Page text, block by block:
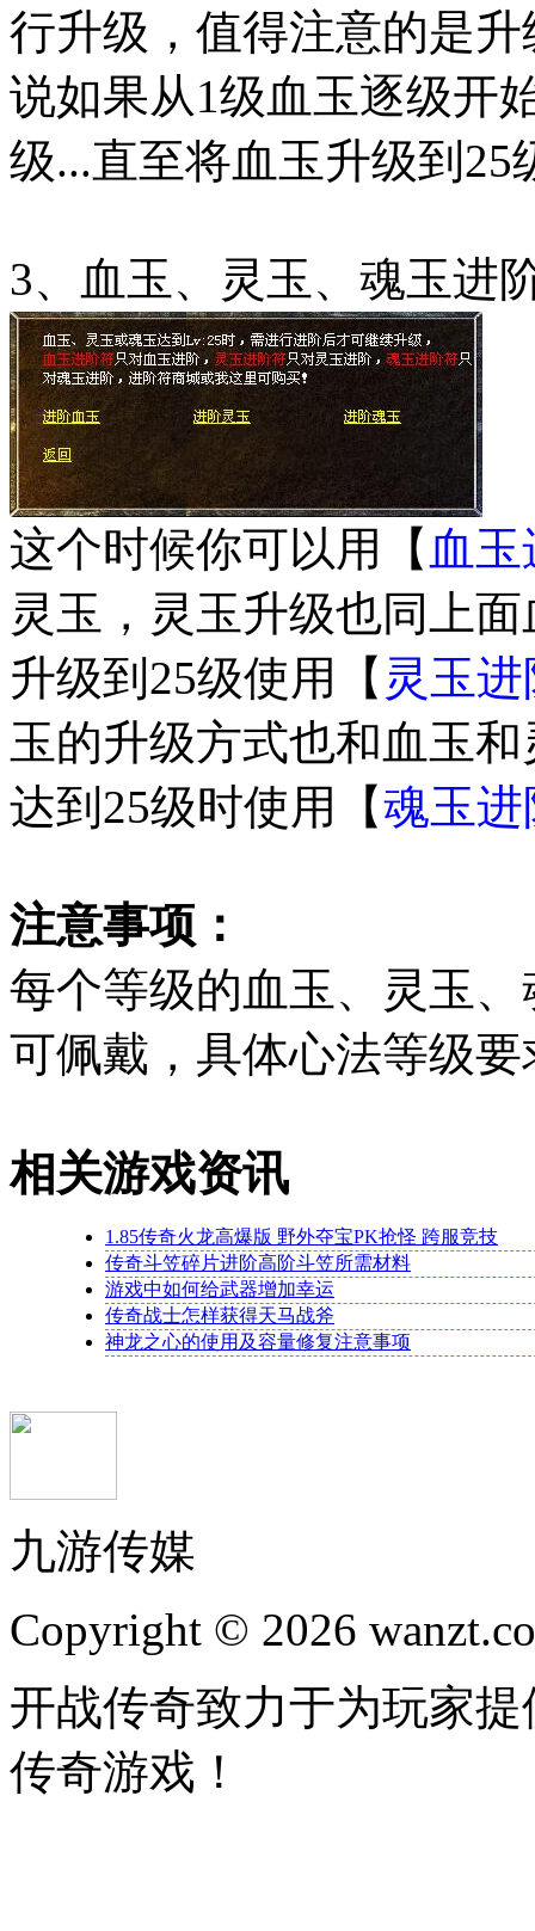
行升级，值得注意的是
说如果从1级血玉逐级开
级...直至将血玉升级到25
3、血玉、灵玉、魂玉进
这个时候你可以用【 血
灵玉，灵玉升级也同上
升级到25级使用【 灵玉
玉的升级方式也和血玉
达到25级时使用【魂玉进
注意事项：
每个等级的血玉、灵玉
可佩戴，具体心法等级
相关游戏资讯
1.85传奇火龙高爆版 野外夺宝PK抢怪 跨服竞技
传奇斗笠碎片进阶高阶斗笠所需材料
游戏中如何给武器增加幸运
传奇战士怎样获得天马战斧
神龙之心的使用及容量修复注意事项
九游传媒
Copyright © 2026
开战传奇致力于为玩家
传奇游戏！